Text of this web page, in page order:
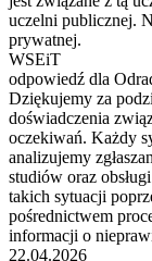
uczelni publicznej.
prywatnej.
WSEiT
odpowiedź dla
Dziękujemy za
doświadczenia
oczekiwań. Każdy
analizujemy
studiów oraz
takich sytuacji
pośrednictwem
informacji o
22.04.2026